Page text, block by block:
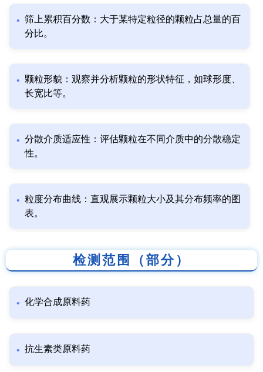
筛上累积百分数：大于某特定粒径的颗粒占总量的百
分比。
颗粒形貌：观察并分析颗粒的形状特征，如球形度、
长宽比等。
分散介质适应性：评估颗粒在不同介质中的分散稳定
性。
粒度分布曲线：直观展示颗粒大小及其分布频率的图
表。
检测范围（部分）
化学合成原料药
抗生素类原料药